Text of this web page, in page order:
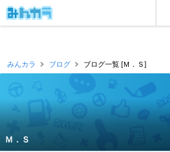
みんカラ ブログ ブログ一覧 [Ｍ．Ｓ]
Ｍ．Ｓ